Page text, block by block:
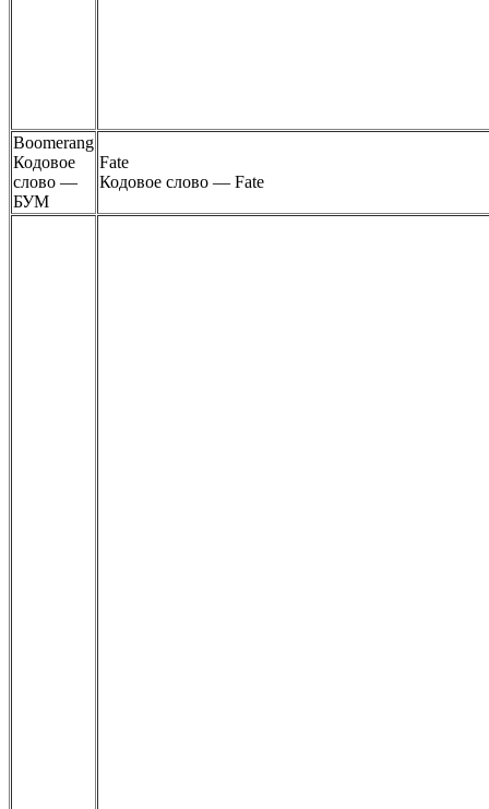
Boomerang
Кодовое
слово —
БУМ
Fate
Кодовое слово — Fate